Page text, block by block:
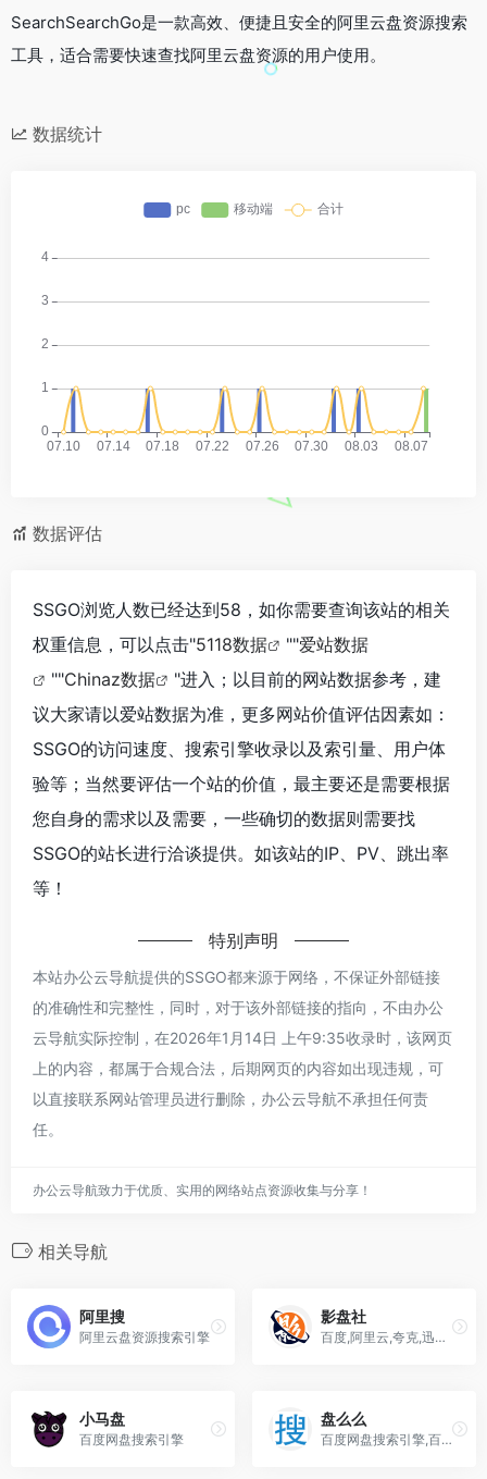
SearchSearchGo是一款高效、便捷且安全的阿里云盘资源搜索
工具，适合需要快速查找阿里云盘资源的用户使用。
数据统计
数据评估
SSGO浏览人数已经达到58，如你需要查询该站的相关
权重信息，可以点击"5118数据 ""爱站数据
""Chinaz数据
"进入；以目前的网站数据参考，建
议大家请以爱站数据为准，更多网站价值评估因素如：
SSGO的访问速度、搜索引擎收录以及索引量、用户体
验等；当然要评估一个站的价值，最主要还是需要根据
您自身的需求以及需要，一些确切的数据则需要找
SSGO的站长进行洽谈提供。如该站的IP、PV、跳出率
等！
特别声明
本站办公云导航提供的SSGO都来源于网络，不保证外部链接
的准确性和完整性，同时，对于该外部链接的指向，不由办公
云导航实际控制，在2026年1月14日 上午9:35收录时，该网页
上的内容，都属于合规合法，后期网页的内容如出现违规，可
以直接联系网站管理员进行删除，办公云导航不承担任何责
任。
办公云导航致力于优质、实用的网络站点资源收集与分享！
相关导航
阿里搜
阿里云盘资源搜索引擎
影盘社
百度,阿里云,夸克,迅雷网盘资源搜索引擎
小马盘
百度网盘搜索引擎
盘么么
百度网盘搜索引擎,百度云盘搜索引擎